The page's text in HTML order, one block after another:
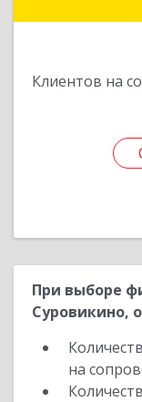
Клиентов на
При выборе
Суровикино,
на